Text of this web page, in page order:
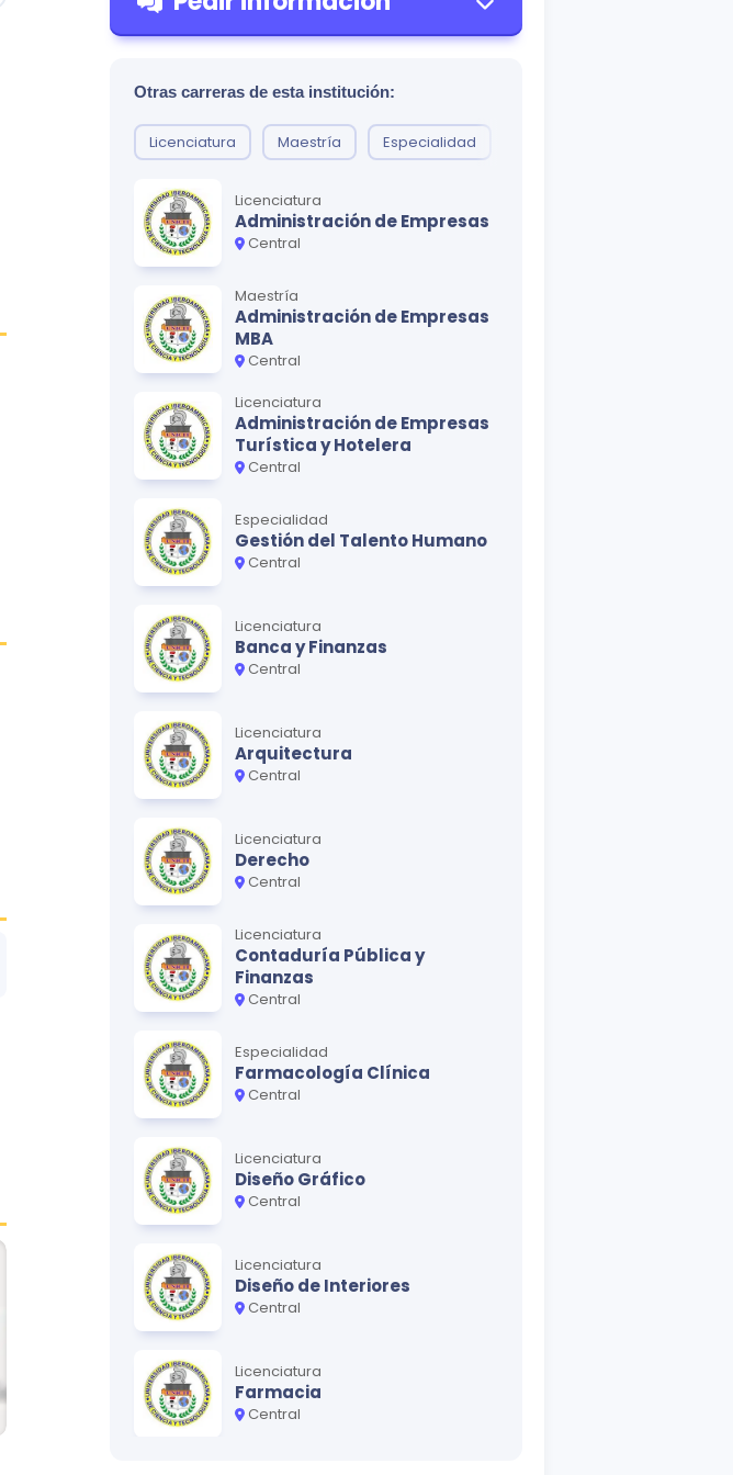
Otras carreras de esta institución:
Licenciatura Maestría Especialidad
Licenciatura
Administración de Empresas
Central
Maestría
Administración de Empresas
MBA
Central
Licenciatura
Administración de Empresas
Turística y Hotelera
Central
Especialidad
Gestión del Talento Humano
Central
Licenciatura
Banca y Finanzas
Central
Licenciatura
Arquitectura
Central
Licenciatura
Derecho
Central
Licenciatura
Contaduría Pública y
Finanzas
Central
Especialidad
Farmacología Clínica
Central
Licenciatura
Diseño Gráfico
Central
Licenciatura
Diseño de Interiores
Central
Licenciatura
Farmacia
Central